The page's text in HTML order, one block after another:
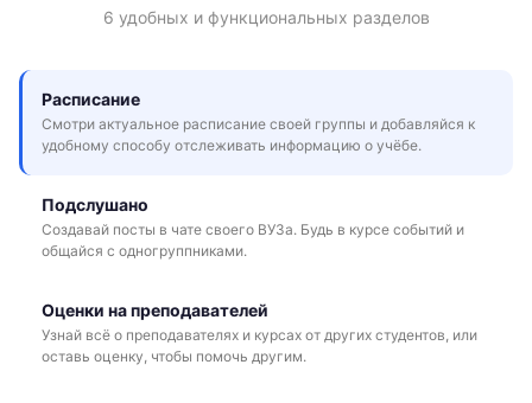
6 удобных и функциональных разделов
Расписание
Смотри актуальное расписание своей группы и добавляйся к
удобному способу отслеживать информацию о учёбе.
Подслушано
Создавай посты в чате своего ВУЗа. Будь в курсе событий и
общайся с одногруппниками.
Оценки на преподавателей
Узнай всё о преподавателях и курсах от других студентов, или
оставь оценку, чтобы помочь другим.